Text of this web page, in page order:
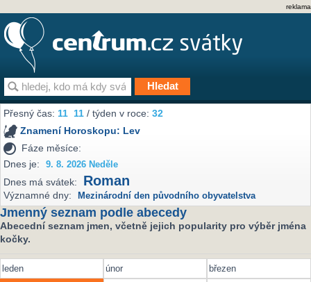
reklama
Přesný čas:11 11 / týden v roce:32
Znamení Horoskopu: Lev
Fáze měsíce:
Dnes je:
9. 8. 2026 Neděle
Dnes má svátek: Roman
Významné dny: Mezinárodní den původního obyvatelstva
Jmenný seznam podle abecedy
Abecední seznam jmen, včetně jejich popularity pro výběr jména
kočky.
leden únor
březen